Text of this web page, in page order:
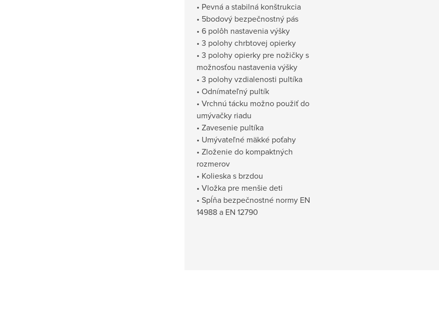
• Pevná a stabilná konštrukcia
• 5bodový bezpečnostný pás
• 6 polôh nastavenia výšky
• 3 polohy chrbtovej opierky
• 3 polohy opierky pre nožičky s
možnosťou nastavenia výšky
• 3 polohy vzdialenosti pultíka
• Odnímateľný pultík
• Vrchnú tácku možno použiť do
umývačky riadu
• Zavesenie pultíka
• Umývateľné mäkké poťahy
• Zloženie do kompaktných
rozmerov
• Kolieska s brzdou
• Vložka pre menšie deti
• Spĺňa bezpečnostné normy EN
14988 a EN 12790